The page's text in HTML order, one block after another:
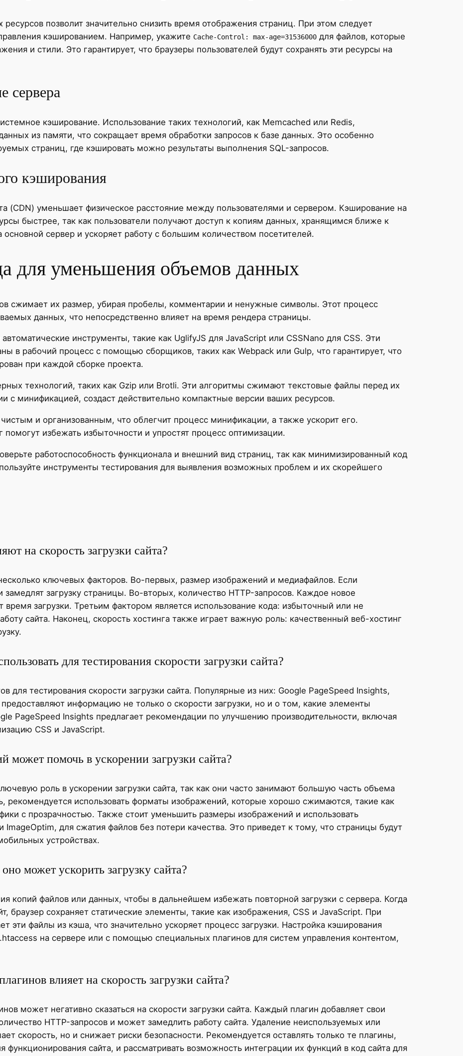
ресурсов позволит значительно снизить время отображения страниц. При этом следует
кэшированием. Например, укажите Cache-Control: max-age=31536000 для файлов, которые
и стили. Это гарантирует, что браузеры пользователей будут сохранять эти ресурсы на
сервера
кэширование. Использование таких технологий, как Memcached или Redis,
из памяти, что сокращает время обработки запросов к базе данных. Это особенно
страниц, где кэшировать можно результаты выполнения SQL-запросов.
кэширования
(CDN) уменьшает физическое расстояние между пользователями и сервером. Кэширование на
быстрее, так как пользователи получают доступ к копиям данных, хранящимся ближе к
сервер и ускоряет работу с большим количеством посетителей.
для уменьшения объемов данных
сжимает их размер, убирая пробелы, комментарии и ненужные символы. Этот процесс
данных, что непосредственно влияет на время рендера страницы.
инструменты, такие как UglifyJS для JavaScript или CSSNano для CSS. Эти
в рабочий процесс с помощью сборщиков, таких как Webpack или Gulp, что гарантирует, что
при каждой сборке проекта.
технологий, таких как Gzip или Brotli. Эти алгоритмы сжимают текстовые файлы перед их
с минификацией, создаст действительно компактные версии ваших ресурсов.
и организованным, что облегчит процесс минификации, а также ускорит его.
помогут избежать избыточности и упростят процесс оптимизации.
работоспособность функционала и внешний вид страниц, так как минимизированный код
инструменты тестирования для выявления возможных проблем и их скорейшего
на скорость загрузки сайта?
ключевых факторов. Во-первых, размер изображений и медиафайлов. Если
загрузку страницы. Во-вторых, количество HTTP-запросов. Каждое новое
время загрузки. Третьим фактором является использование кода: избыточный или не
сайта. Наконец, скорость хостинга также играет важную роль: качественный веб-хостинг
для тестирования скорости загрузки сайта?
для тестирования скорости загрузки сайта. Популярные из них: Google PageSpeed Insights,
информацию не только о скорости загрузки, но и о том, какие элементы
PageSpeed Insights предлагает рекомендации по улучшению производительности, включая
CSS и JavaScript.
может помочь в ускорении загрузки сайта?
роль в ускорении загрузки сайта, так как они часто занимают большую часть объема
рекомендуется использовать форматы изображений, которые хорошо сжимаются, такие как
с прозрачностью. Также стоит уменьшить размеры изображений и использовать
ImageOptim, для сжатия файлов без потери качества. Это приведет к тому, что страницы будут
устройствах.
может ускорить загрузку сайта?
копий файлов или данных, чтобы в дальнейшем избежать повторной загрузки с сервера. Когда
браузер сохраняет статические элементы, такие как изображения, CSS и JavaScript. При
эти файлы из кэша, что значительно ускоряет процесс загрузки. Настройка кэширования
на сервере или с помощью специальных плагинов для систем управления контентом,
влияет на скорость загрузки сайта?
может негативно сказаться на скорости загрузки сайта. Каждый плагин добавляет свои
HTTP-запросов и может замедлить работу сайта. Удаление неиспользуемых или
скорость, но и снижает риски безопасности. Рекомендуется оставлять только те плагины,
сайта, и рассматривать возможность интеграции их функций в код сайта для